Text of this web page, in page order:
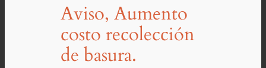
Aviso, Aumento
costo recolección
de basura.